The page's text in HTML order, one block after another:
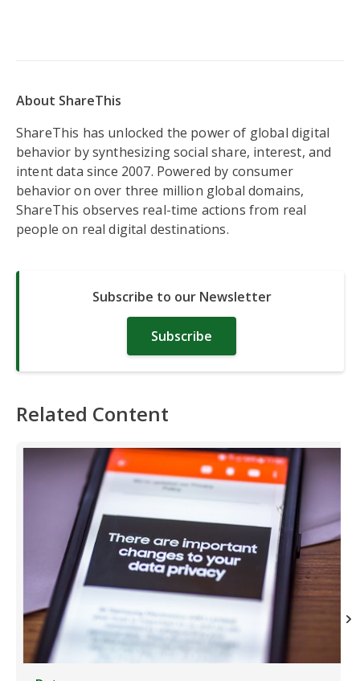
About ShareThis
ShareThis has unlocked the power of global digital
behavior by synthesizing social share, interest, and
intent data since 2007. Powered by consumer
behavior on over three million global domains,
ShareThis observes real-time actions from real
people on real digital destinations.
Subscribe to our Newsletter
Subscribe
Related Content